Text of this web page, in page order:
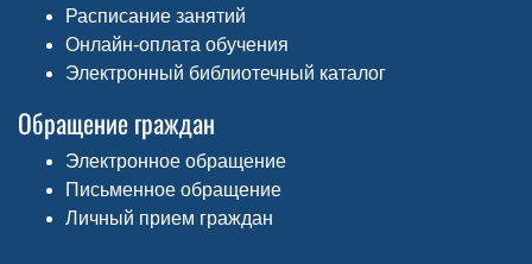
Расписание занятий
Онлайн-оплата обучения
Электронный библиотечный каталог
Обращение граждан
Электронное обращение
Письменное обращение
Личный прием граждан